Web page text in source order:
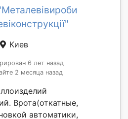
Киев
6 лет назад
2 месяца назад
Врота(откатные,
автоматики,